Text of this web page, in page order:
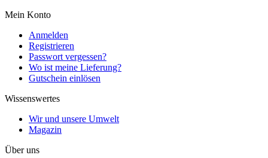
Mein Konto
Anmelden
Registrieren
Passwort vergessen?
Wo ist meine Lieferung?
Gutschein einlösen
Wissenswertes
Wir und unsere Umwelt
Magazin
Über uns